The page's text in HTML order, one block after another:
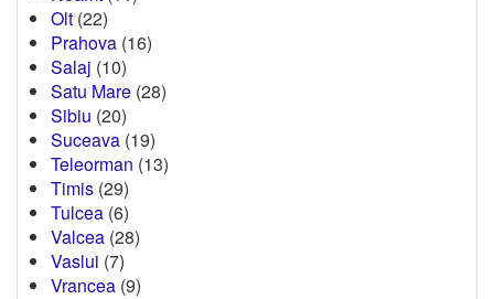
Olt (22)
Prahova (16)
Salaj (10)
Satu Mare (28)
Sibiu (20)
Suceava (19)
Teleorman (13)
Timis (29)
Tulcea (6)
Valcea (28)
Vaslui (7)
Vrancea (9)